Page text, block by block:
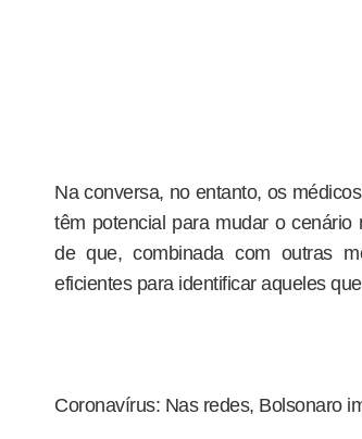
Na conversa, no entanto, os
têm potencial para mudar o
de que, combinada com outras
eficientes para identificar aqueles
Coronavírus: Nas redes, Bolsonaro